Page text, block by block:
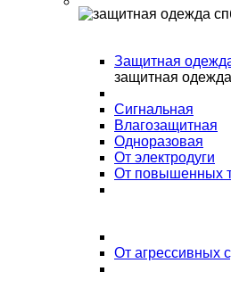
Защитная
защитная одежда
Сигнальная
Влагозащитная
Одноразовая
От электродуги
От повышенных
От агрессивных